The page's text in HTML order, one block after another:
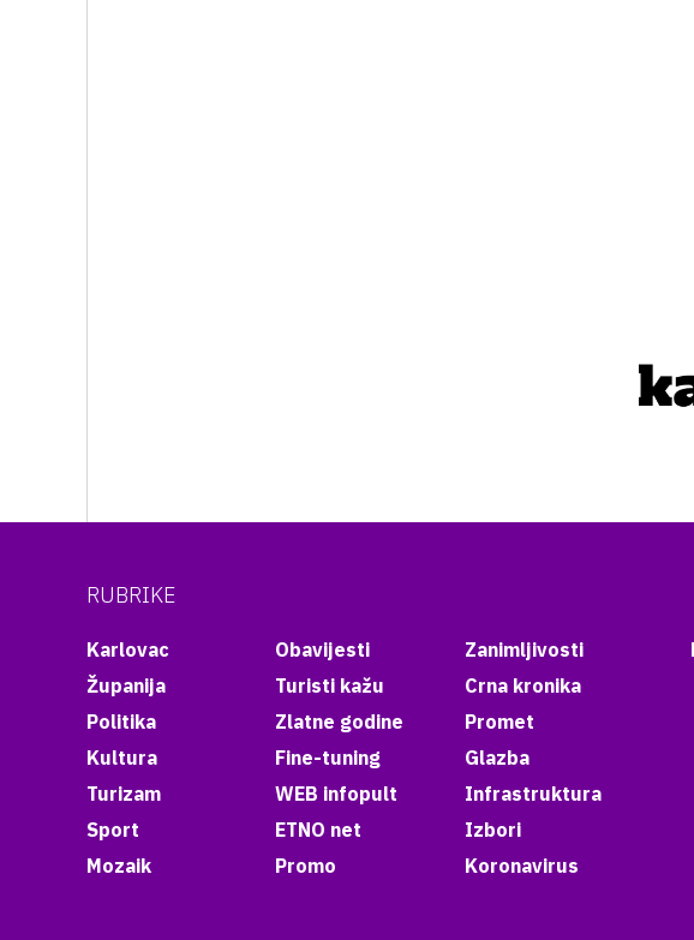
RUBRIKE
Karlovac
Županija
Politika
Kultura
Turizam
Sport
Mozaik
Obavijesti
Turisti kažu
Zlatne godine
Fine-tuning
WEB infopult
ETNO net
Promo
Zanimljivosti
Crna kronika
Promet
Glazba
Infrastruktura
Izbori
Koronavirus